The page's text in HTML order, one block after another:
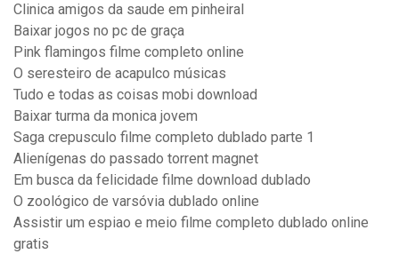
Clinica amigos da saude em pinheiral
Baixar jogos no pc de graça
Pink flamingos filme completo online
O seresteiro de acapulco músicas
Tudo e todas as coisas mobi download
Baixar turma da monica jovem
Saga crepusculo filme completo dublado parte 1
Alienígenas do passado torrent magnet
Em busca da felicidade filme download dublado
O zoológico de varsóvia dublado online
Assistir um espiao e meio filme completo dublado online
gratis